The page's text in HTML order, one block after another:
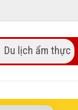
Du lịch ẩm thực